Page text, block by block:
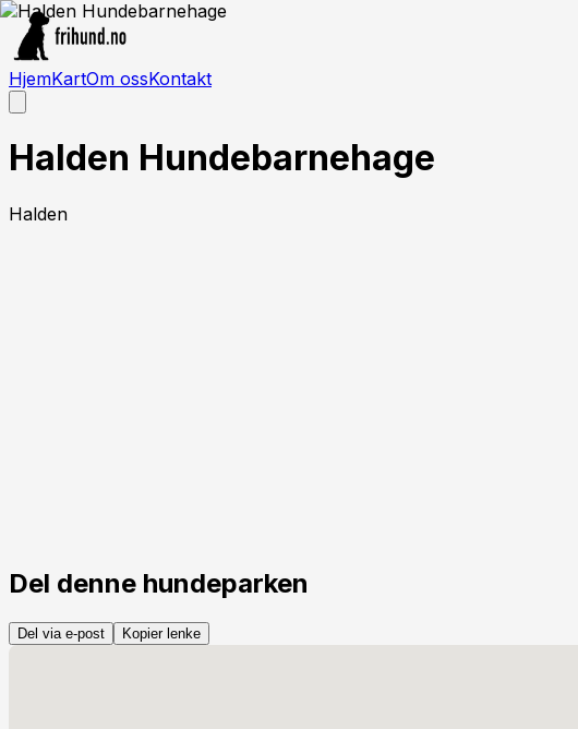
HjemKartOm ossKontakt
Halden Hundebarnehage
Halden
Del denne hundeparken
Del via e-post Kopier lenke